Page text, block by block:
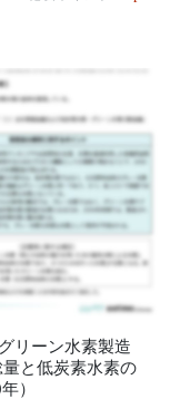
リーン水素製造
と低炭素水素の
）